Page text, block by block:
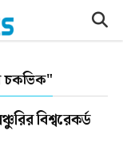
চকভিক"
বিশ্বরেকর্ড